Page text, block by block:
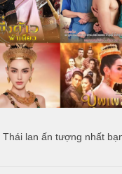
Thái lan ấn tượng nhất